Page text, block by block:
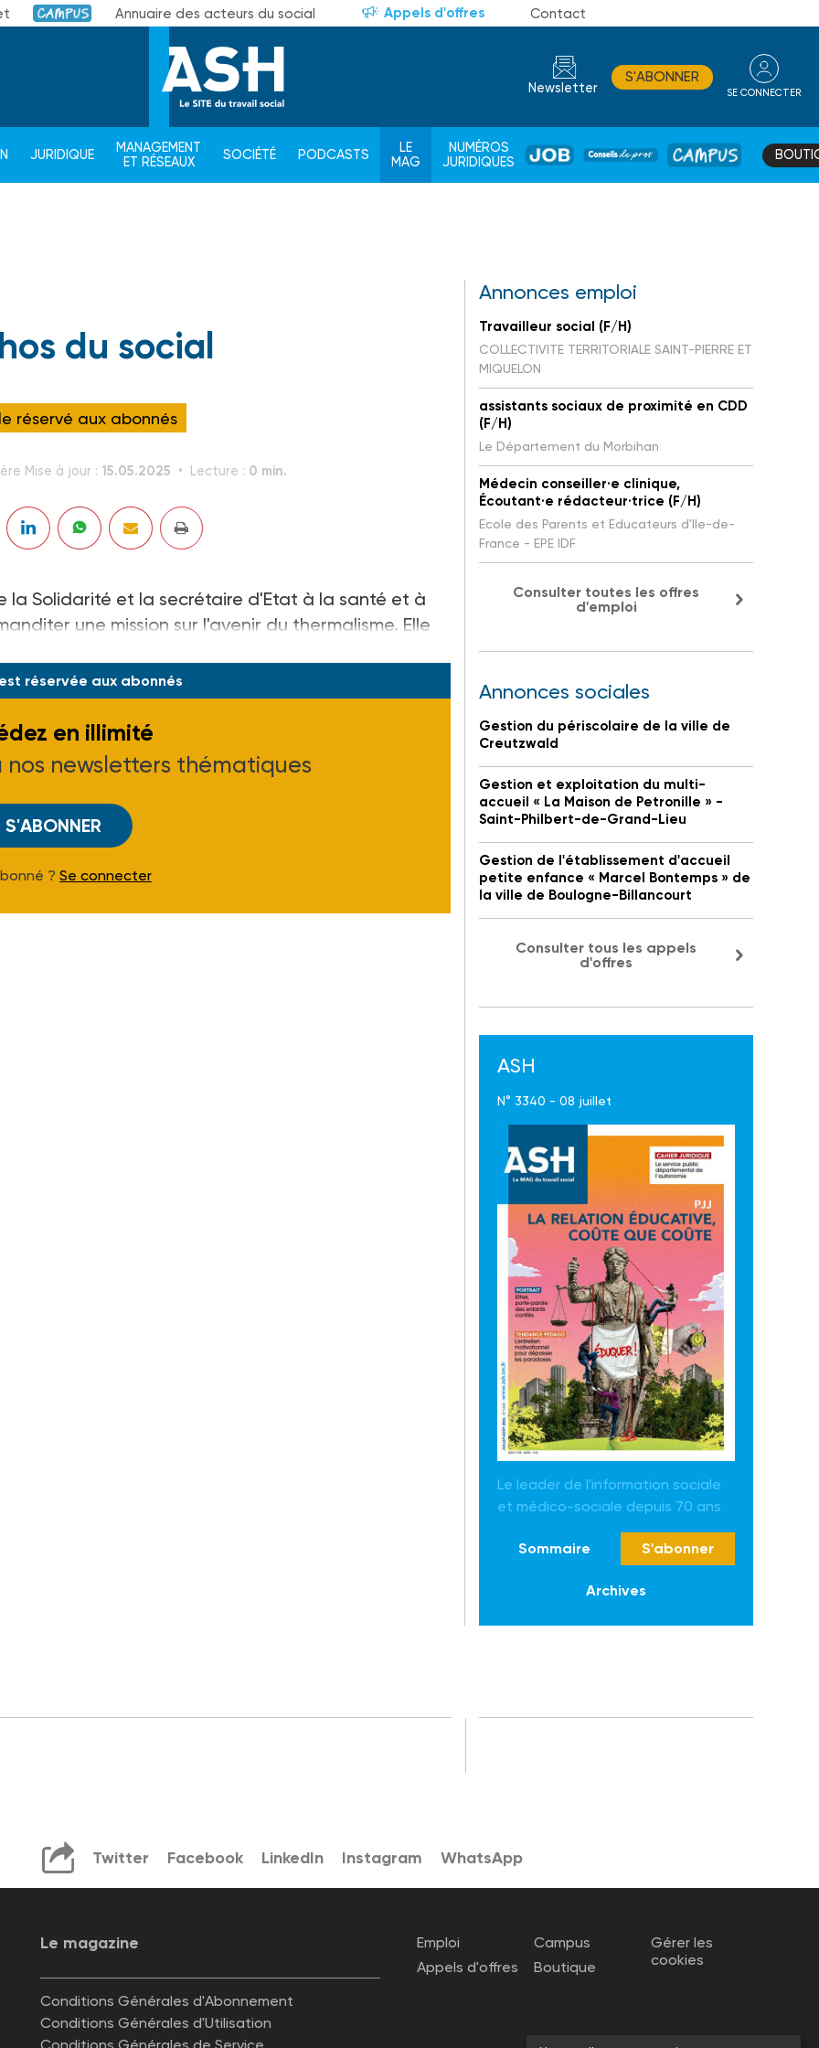
Campus Annuaire des acteurs du social Appels d'offres Contact
Newsletter
S'ABONNER
SE CONNECTER
JURIDIQUE
MANAGEMENT
ET RÉSEAUX
SOCIÉTÉ PODCASTS
LE
MAG
NUMÉROS
JURIDIQUES
JOB
DE
CAMPUS
du social
réservé aux abonnés
Mise à jour : 15.05.2025 Lecture : 0 min.
la Solidarité et la secrétaire d'Etat à la santé et à
une mission sur l'avenir du thermalisme. Elle
réservée aux abonnés
en illimité
nos newsletters thématiques
S'ABONNER
? Se connecter
Annonces emploi
Travailleur social (F/H)
COLLECTIVITE TERRITORIALE SAINT-PIERRE ET
MIQUELON
assistants sociaux de proximité en CDD
(F/H)
Le Département du Morbihan
Médecin conseiller·e clinique,
Écoutant·e rédacteur·trice (F/H)
Ecole des Parents et Educateurs d'Ile-de-
France - EPE IDF
Consulter toutes les offres
d'emploi
Annonces sociales
Gestion du périscolaire de la ville de
Creutzwald
Gestion et exploitation du multi-
accueil « La Maison de Petronille » -
Saint-Philbert-de-Grand-Lieu
Gestion de l'établissement d'accueil
petite enfance « Marcel Bontemps » de
la ville de Boulogne-Billancourt
Consulter tous les appels
d'offres
ASH
N° 3340 - 08 juillet
Le leader de l'information sociale
et médico-sociale depuis 70 ans
Sommaire S'abonner
Archives
Twitter Facebook LinkedIn Instagram WhatsApp
Le magazine
Conditions Générales d'Abonnement
Conditions Générales d'Utilisation
Emploi
Appels d'offres
Campus
Boutique
Gérer les
cookies